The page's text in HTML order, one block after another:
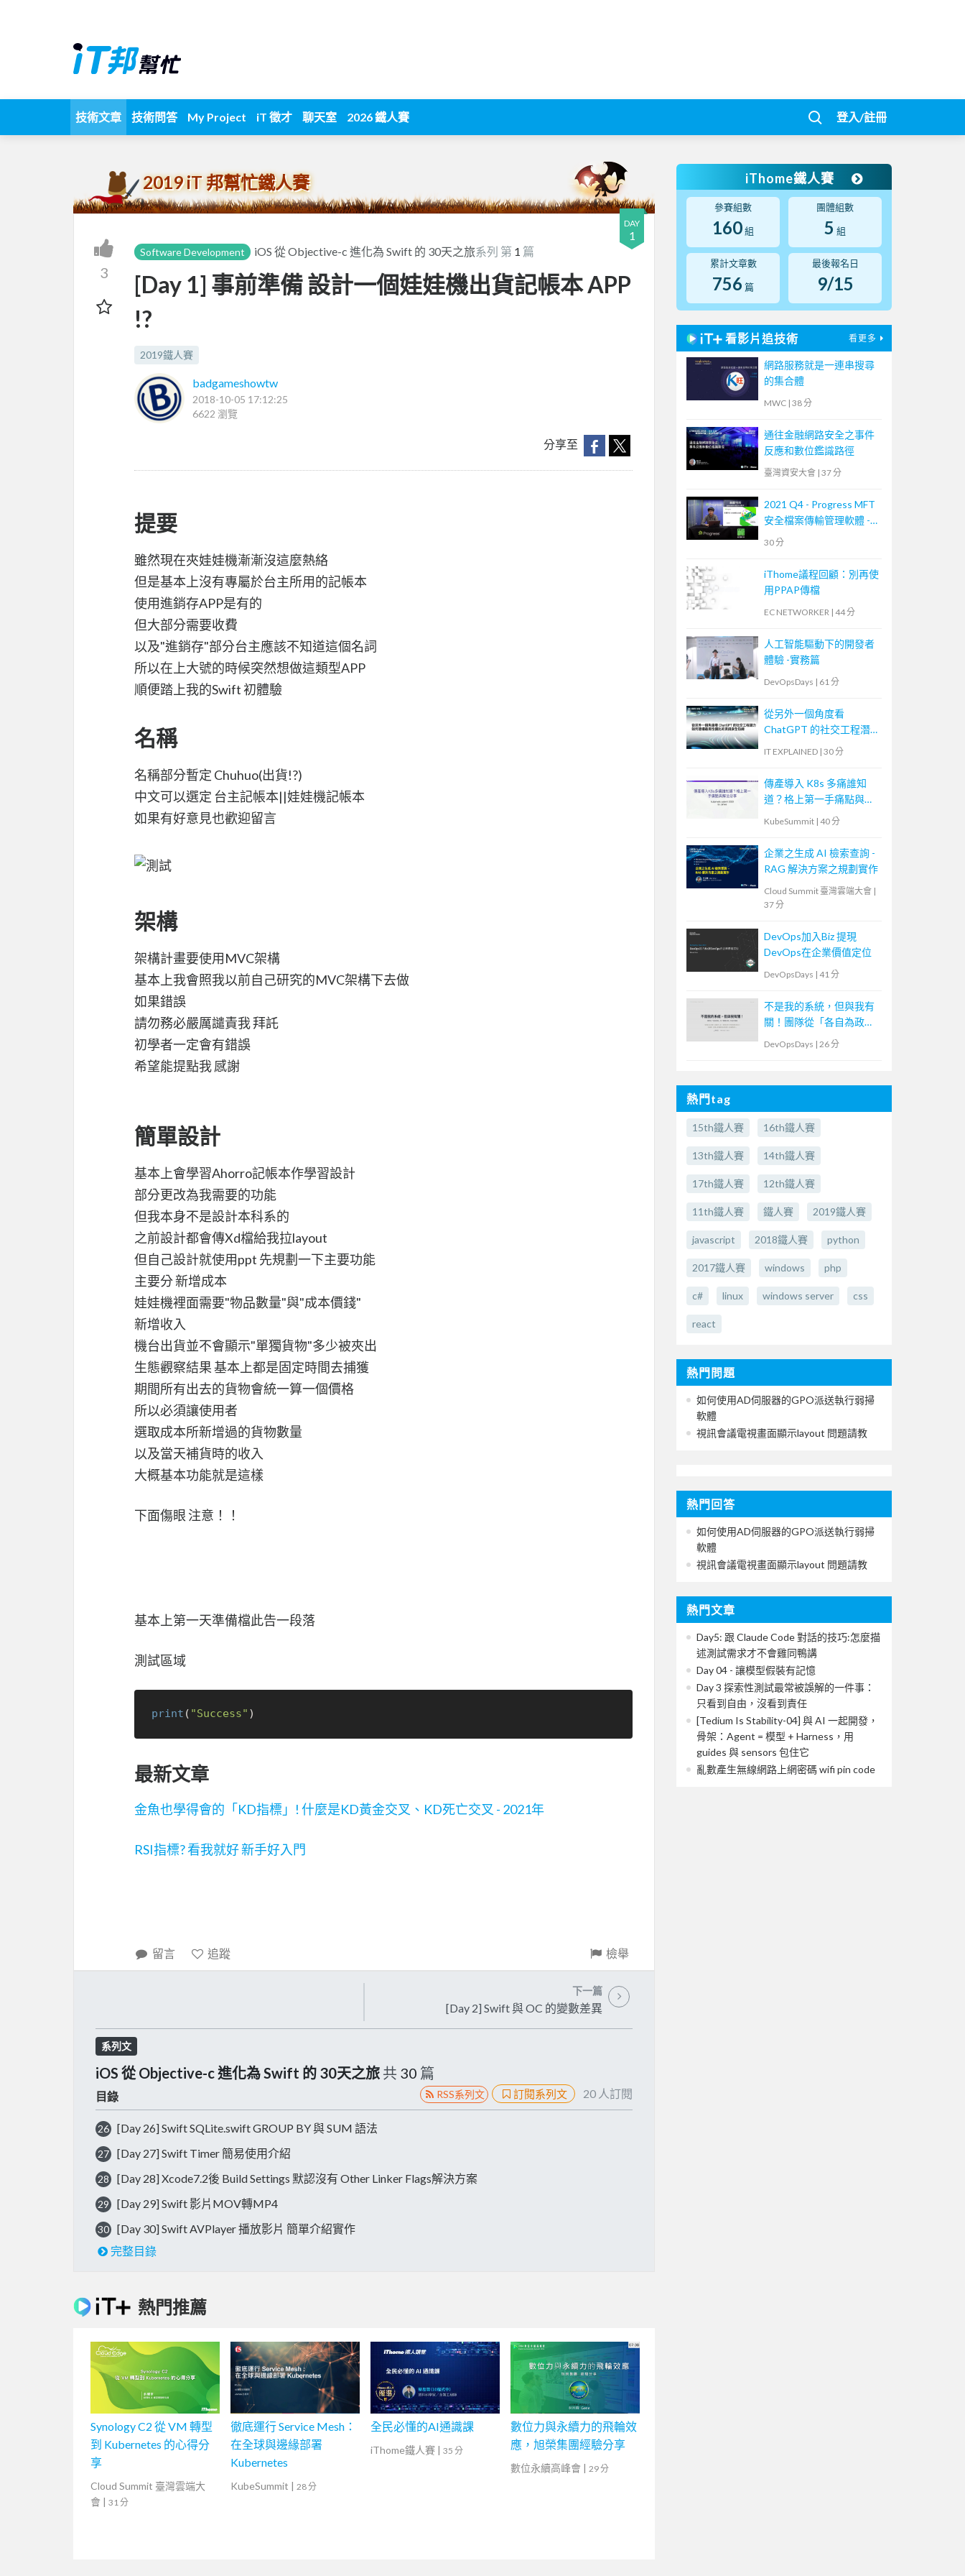
技術文章 技術問答 My Project iT 徵才 聊天室 2026 鐵人賽 登入/註冊
2019 iT 邦幫忙鐵人賽
DAY
1
3
Software Development iOS 從 Objective-c 進化為 Swift 的 30天之旅系列 第 1 篇
[Day 1] 事前準備 設計一個娃娃機出貨記帳本 APP
!?
2019鐵人賽
badgameshowtw
2018-10-05 17:12:25
6622 瀏覽
分享至
提要
雖然現在夾娃娃機漸漸沒這麼熱絡
但是基本上沒有專屬於台主所用的記帳本
使用進銷存APP是有的
但大部分需要收費
以及"進銷存"部分台主應該不知道這個名詞
所以在上大號的時候突然想做這類型APP
順便踏上我的Swift 初體驗
名稱
名稱部分暫定 Chuhuo(出貨!?)
中文可以選定 台主記帳本||娃娃機記帳本
如果有好意見也歡迎留言
架構
架構計畫要使用MVC架構
基本上我會照我以前自己研究的MVC架構下去做
如果錯誤
請勿務必嚴厲譴責我 拜託
初學者一定會有錯誤
希望能提點我 感謝
簡單設計
基本上會學習Ahorro記帳本作學習設計
部分更改為我需要的功能
但我本身不是設計本科系的
之前設計都會傳Xd檔給我拉layout
但自己設計就使用ppt 先規劃一下主要功能
主要分 新增成本
娃娃機裡面需要"物品數量"與"成本價錢"
新增收入
機台出貨並不會顯示"單獨貨物"多少被夾出
生態觀察結果 基本上都是固定時間去捕獲
期間所有出去的貨物會統一算一個價格
所以必須讓使用者
選取成本所新增過的貨物數量
以及當天補貨時的收入
大概基本功能就是這樣
下面傷眼 注意！！
基本上第一天準備檔此告一段落
測試區域
print ( "Success"
最新文章
金魚也學得會的「KD指標」! 什麼是KD黃金交叉、KD死亡交叉 - 2021年
RSI指標? 看我就好 新手好入門
留言 追蹤 檢舉
下一篇
[Day 2] Swift 與 OC 的變數差異
系列文
iOS 從 Objective-c 進化為 Swift 的 30天之旅 共 30 篇
目錄 RSS系列文 訂閱系列文 20 人訂閱
26 [Day 26] Swift SQLite.swift GROUP BY 與 SUM 語法
27 [Day 27] Swift Timer 簡易使用介紹
28 [Day 28] Xcode7.2後 Build Settings 默認沒有 Other Linker Flags解決方案
29 [Day 29] Swift 影片MOV轉MP4
30
[Day 30] Swift AVPlayer 播放影片 簡單介紹實作
完整目錄
熱門推薦
Synology C2 從 VM 轉型
到 Kubernetes 的心得分
享
Cloud Summit 臺灣雲端大
會 | 31 分
徹底運行 Service Mesh：
在全球與邊緣部署
Kubernetes
KubeSummit | 28 分
全民必懂的AI通識課
iThome鐵人賽 | 35 分
數位力與永續力的飛輪效
應，旭榮集團經驗分享
數位永續高峰會 | 29 分
iThome鐵人賽
參賽組數
160組
團體組數
5 組
累計文章數
756 篇
最後報名日
9/15
看影片追技術 看更多
網路服務就是一連串搜尋
的集合體
MWC | 38 分
通往金融網路安全之事件
反應和數位鑑識路徑
臺灣資安大會 | 37 分
2021 Q4 - Progress MFT
安全檔案傳輸管理軟體 -
MOVEit Transfer 培訓課
30 分
iThome議程回顧：別再使
用PPAP傳檔
EC NETWORKER | 44 分
人工智能驅動下的開發者
體驗 -實務篇
DevOpsDays | 61 分
從另外一個角度看
ChatGPT 的社交工程潛
力—如何建構最高性價比
IT EXPLAINED | 30 分
傳產導入 K8s 多痛誰知
道？格上第一手痛點與解
KubeSummit | 40 分
企業之生成 AI 檢索查詢 -
RAG 解決方案之規劃實作
Cloud Summit 臺灣雲端大會 |
37 分
DevOps加入Biz 提現
DevOps在企業價值定位
DevOpsDays | 41 分
不是我的系統，但與我有
關！團隊從「各自為政」
到「群體決策」的協作實
DevOpsDays | 26 分
熱門tag
15th鐵人賽 16th鐵人賽
13th鐵人賽 14th鐵人賽
17th鐵人賽 12th鐵人賽
11th鐵人賽 鐵人賽 2019鐵人賽
javascript 2018鐵人賽 python
2017鐵人賽 windows php
c# linux windows server css
react
熱門問題
如何使用AD伺服器的GPO派送執行弱掃
軟體
視訊會議電視畫面顯示layout 問題請教
熱門回答
如何使用AD伺服器的GPO派送執行弱掃
軟體
視訊會議電視畫面顯示layout 問題請教
熱門文章
Day5: 跟 Claude Code 對話的技巧:怎麼描
述測試需求才不會雞同鴨講
Day 04 - 讓模型假裝有記憶
Day 3 探索性測試最常被誤解的一件事：
只看到自由，沒看到責任
[Tedium Is Stability-04] 與 AI 一起開發，
骨架：Agent = 模型 + Harness，用
guides 與 sensors 包住它
亂數產生無線網路上網密碼 wifi pin code